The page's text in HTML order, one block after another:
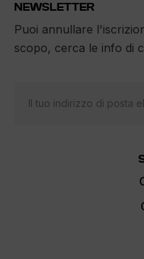
NEWSLETTER
Puoi annullare
scopo, cerca le info di